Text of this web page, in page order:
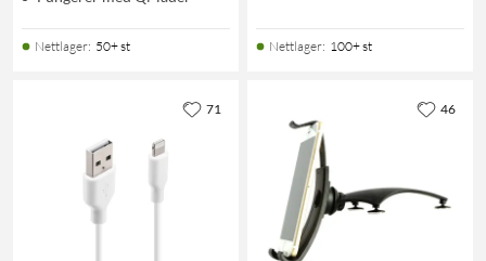
Nettlager: 50+ st Nettlager: 100+ st
71 46